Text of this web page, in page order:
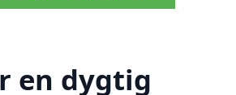
en dygtig